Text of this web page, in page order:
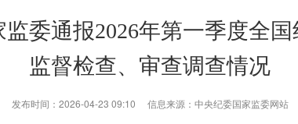
委通报2026年第一季度全
监督检查、审查调查情况
发布时间：2026-04-23 09:10 信息来源：中央纪委国家监委网站